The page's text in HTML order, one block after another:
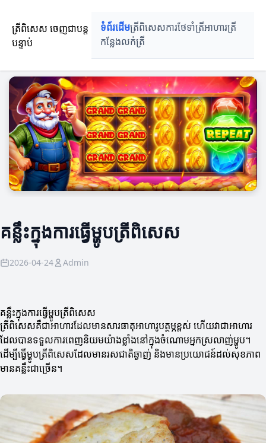
ត្រីពិសេស ចេញជាបន្ត
បន្ទាប់
ទំព័រដើមត្រីពិសេសការថែទាំត្រីអាហារត្រី
កន្លែងលក់ត្រី
គន្លឹះក្នុងការធ្វើម្ហូបត្រីពិសេស
2026-04-24 Admin
គន្លឹះក្នុងការធ្វើម្ហូបត្រីពិសេស
ត្រីពិសេសគឺជាអាហារដែលមានសារធាតុអាហារូបត្ថម្ភខ្ពស់ ហើយវាជាអាហារ
ដែលបានទទួលការពេញនិយមយ៉ាងខ្លាំងនៅក្នុងចំណោមអ្នកស្រលាញ់ម្ហូប។
ដើម្បីធ្វើម្ហូបត្រីពិសេសដែលមានរសជាតិឆ្ងាញ់ និងមានប្រយោជន៍ដល់សុខភាព
មានគន្លឹះជាច្រើន។